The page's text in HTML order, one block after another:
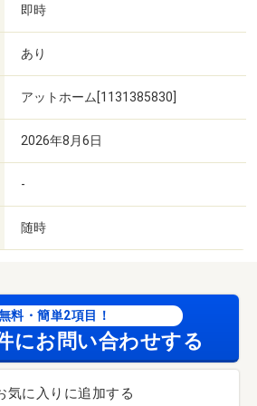
即時
あり
アットホーム[1131385830]
2026年8月6日
-
随時
料・簡単2項目！
にお問い合わせする
気に入りに追加する